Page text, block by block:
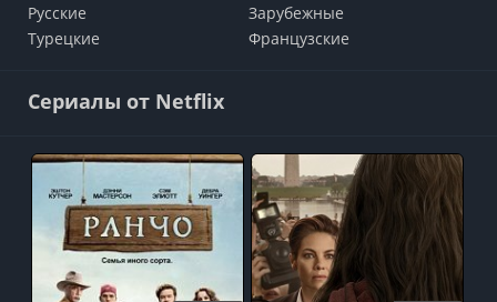
Русские
Зарубежные
Турецкие
Французские
Сериалы от Netflix